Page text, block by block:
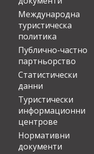
Международна
туристическа
политика
Публично-частно
партньорство
Статистически
данни
Туристически
информационни
центрове
Нормативни
документи